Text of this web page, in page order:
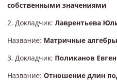
собственными значениями
2. Докладчик: Лаврентьева
Название: Матричные
3. Докладчик: Поликанов
Название: Отношение длин